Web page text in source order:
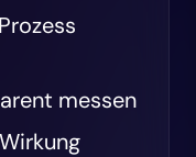
messen